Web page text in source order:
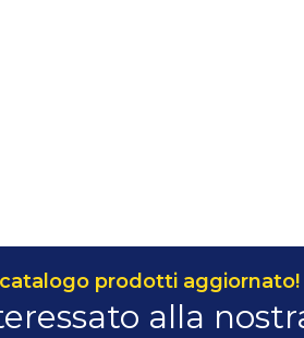
prodotti aggiornato!
alla